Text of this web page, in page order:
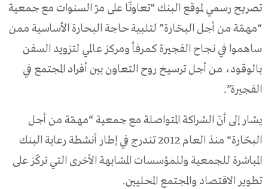
تصريح رسمي لموقع البنك “تعاونّا على مرّ السنوات مع جمعية
“مهمّة من أجل البحّارة” لتلبية حاجة البحارة الأساسية ممن
ساهموا في نجاح الفجيرة كمرفأ ومركز عالمي لتزويد السفن
بالوقود، من أجل ترسيخ روح التعاون بين أفراد المجتمع في
الفجيرة”.
يشار إلى أنّ الشراكة المتواصلة مع جمعية “مهمّة من أجل
البحّارة“ منذ العام 2012 تندرج في إطار أنشطة رعاية البنك
المباشرة للجمعية وللمؤسسات المشابهة الأخرى التي تركّز على
تطوير الاقتصاد والمجتمع المحليين.